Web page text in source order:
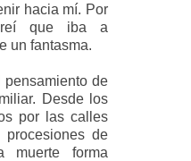
hacia mí. Por
que iba a
un fantasma.
pensamiento de
Desde los
por las calles
de
muerte forma